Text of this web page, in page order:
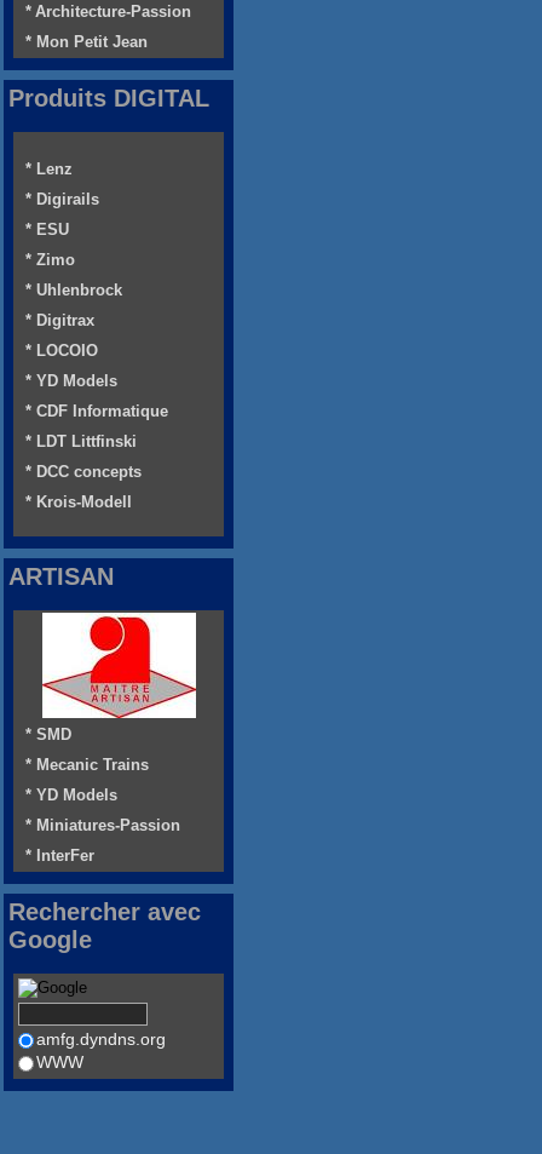
* Architecture-Passion
* Mon Petit Jean
Produits DIGITAL
* Lenz
* Digirails
* ESU
* Zimo
* Uhlenbrock
* Digitrax
* LOCOIO
* YD Models
* CDF Informatique
* LDT Littfinski
* DCC concepts
* Krois-Modell
ARTISAN
* SMD
* Mecanic Trains
* YD Models
* Miniatures-Passion
* InterFer
Rechercher avec
Google
amfg.dyndns.org
WWW